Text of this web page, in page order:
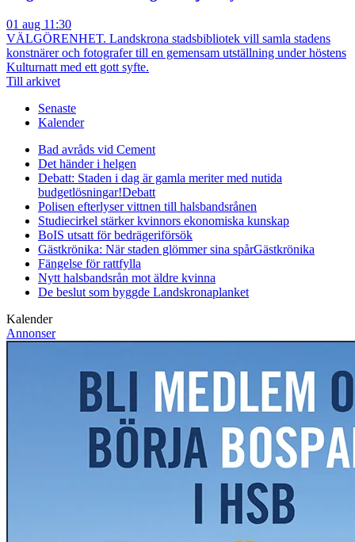
01 aug 11:30
VÄLGÖRENHET. Landskrona stadsbibliotek vill samla stadens
konstnärer och fotografer till en gemensam utställning under höstens
Kulturnatt med ett gott syfte.
Till arkivet
Senaste
Kalender
Bad avråds vid Cement
Det händer i helgen
Debatt: Staden i dag är gamla meriter med nutida
budgetlösningar!Debatt
Polisen efterlyser vittnen till halsbandsrånen
Studiecirkel stärker kvinnors ekonomiska kunskap
BoIS utsatt för bedrägeriförsök
Gästkrönika: När staden glömmer sina spårGästkrönika
Fängelse för rattfylla
Nytt halsbandsrån mot äldre kvinna
De beslut som byggde Landskronaplanket
Kalender
Annonser